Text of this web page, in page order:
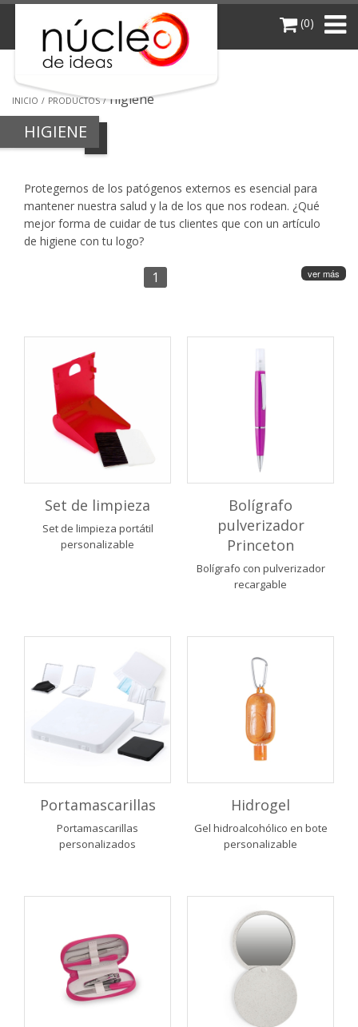
(0)
INICIO PRODUCTOS higiene
HIGIENE
Protegernos de los patógenos externos es esencial para
mantener nuestra salud y la de los que nos rodean. ¿Qué
mejor forma de cuidar de tus clientes que con un artículo
de higiene con tu logo?
ver más
1
Set de limpieza
Set de limpieza portátil
personalizable
Bolígrafo
pulverizador
Princeton
Bolígrafo con pulverizador
recargable
Portamascarillas
Portamascarillas
personalizados
Hidrogel
Gel hidroalcohólico en bote
personalizable